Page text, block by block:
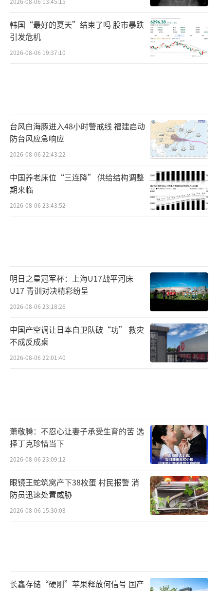
韩国“最好的夏天”结束了吗 股市暴跌
引发危机
2026-08-06 19:37:10
台风白海豚进入48小时警戒线 福建启动
防台风应急响应
2026-08-06 22:43:22
中国养老床位“三连降” 供给结构调整
期来临
2026-08-06 23:43:52
明日之星冠军杯：上海U17战平河床
U17 青训对决精彩纷呈
2026-08-06 23:18:26
中国产空调让日本自卫队破“功” 救灾
不成反成桌
2026-08-06 22:01:40
萧敬腾：不忍心让妻子承受生育的苦 选
择丁克珍惜当下
2026-08-06 23:09:12
眼镜王蛇筑窝产下38枚蛋 村民报警 消
防员迅速处置威胁
2026-08-06 15:30:03
长鑫存储“硬刚”苹果释放何信号 国产